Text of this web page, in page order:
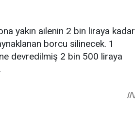
yakın ailenin 2 bin liraya kadar
borcu silinecek. 1
devredilmiş 2 bin 500 liraya